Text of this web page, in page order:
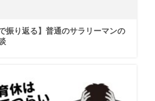
振り返る】普通のサラリーマンの